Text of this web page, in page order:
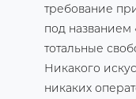
требование
под названием
тотальные
Никакого
никаких